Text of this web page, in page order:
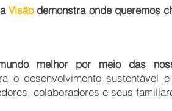
Visãodemonstra onde queremos
melhor por meio das
o desenvolvimento
colaboradores e seus